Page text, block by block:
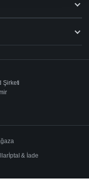
Şirketi
İptal & İade